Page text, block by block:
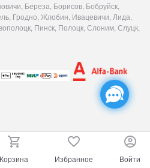
Береза, Борисов, Бобруйск,
Гродно, Жлобин, Ивацевичи, Лида,
Пинск, Полоцк, Слоним, Слуцк,
Корзина Избранное Войти